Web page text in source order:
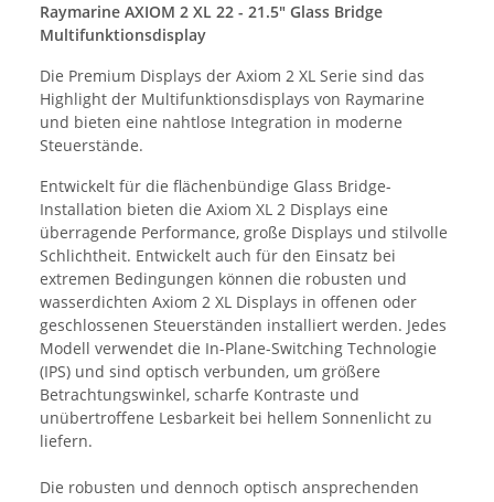
Raymarine AXIOM 2 XL 22 - 21.5" Glass Bridge
Multifunktionsdisplay
Die Premium Displays der Axiom 2 XL Serie sind das
Highlight der Multifunktionsdisplays von Raymarine
und bieten eine nahtlose Integration in moderne
Steuerstände.
Entwickelt für die flächenbündige Glass Bridge-
Installation bieten die Axiom XL 2 Displays eine
überragende Performance, große Displays und stilvolle
Schlichtheit. Entwickelt auch für den Einsatz bei
extremen Bedingungen können die robusten und
wasserdichten Axiom 2 XL Displays in offenen oder
geschlossenen Steuerständen installiert werden. Jedes
Modell verwendet die In-Plane-Switching Technologie
(IPS) und sind optisch verbunden, um größere
Betrachtungswinkel, scharfe Kontraste und
unübertroffene Lesbarkeit bei hellem Sonnenlicht zu
liefern.
Die robusten und dennoch optisch ansprechenden